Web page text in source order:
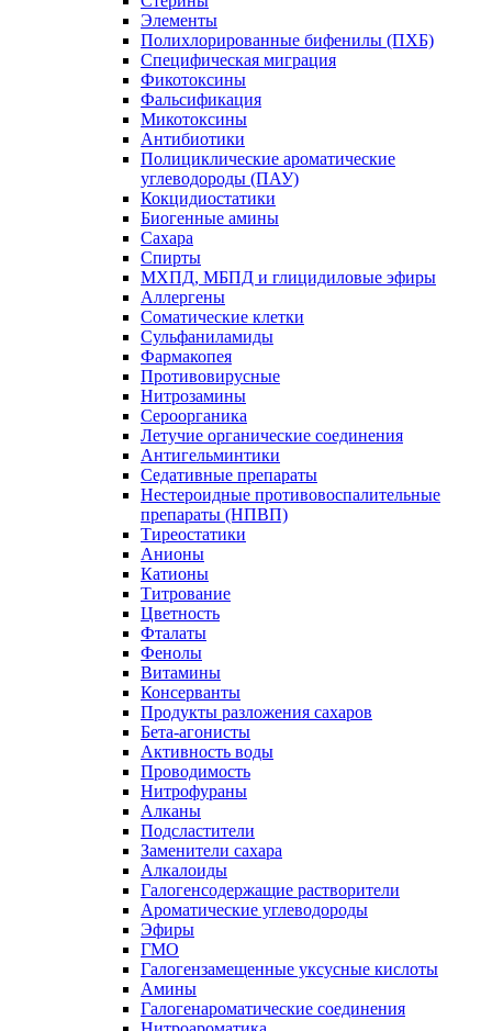
Элементы
Полихлорированные бифенилы (ПХБ)
Специфическая миграция
Фикотоксины
Фальсификация
Микотоксины
Антибиотики
Полициклические ароматические
углеводороды (ПАУ)
Кокцидиостатики
Биогенные амины
Сахара
Спирты
МХПД, МБПД и глицидиловые эфиры
Аллергены
Соматические клетки
Сульфаниламиды
Фармакопея
Противовирусные
Нитрозамины
Сероорганика
Летучие органические соединения
Антигельминтики
Седативные препараты
Нестероидные противовоспалительные
препараты (НПВП)
Тиреостатики
Анионы
Катионы
Титрование
Цветность
Фталаты
Фенолы
Витамины
Консерванты
Продукты разложения сахаров
Бета-агонисты
Активность воды
Проводимость
Нитрофураны
Алканы
Подсластители
Заменители сахара
Алкалоиды
Галогенсодержащие растворители
Ароматические углеводороды
Эфиры
ГМО
Галогензамещенные уксусные кислоты
Амины
Галогенароматические соединения